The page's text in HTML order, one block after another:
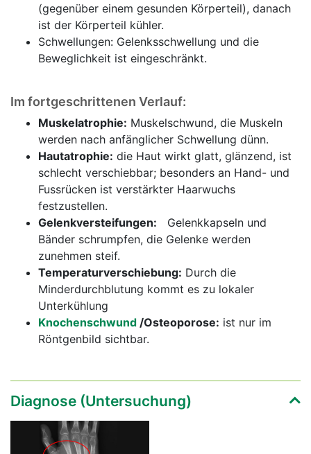
(gegenüber einem gesunden Körperteil), danach
ist der Körperteil kühler.
Schwellungen: Gelenksschwellung und die
Beweglichkeit ist eingeschränkt.
Im fortgeschrittenen Verlauf:
Muskelatrophie: Muskelschwund, die Muskeln
werden nach anfänglicher Schwellung dünn.
Hautatrophie: die Haut wirkt glatt, glänzend, ist
schlecht verschiebbar; besonders an Hand- und
Fussrücken ist verstärkter Haarwuchs
festzustellen.
Gelenkversteifungen: Gelenkkapseln und
Bänder schrumpfen, die Gelenke werden
zunehmen steif.
Temperaturverschiebung: Durch die
Minderdurchblutung kommt es zu lokaler
Unterkühlung
Knochenschwund /Osteoporose: ist nur im
Röntgenbild sichtbar.
Diagnose (Untersuchung)